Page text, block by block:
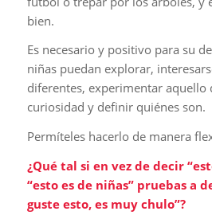
bien.
Es necesario y positivo para su
niñas puedan explorar,
diferentes, experimentar aquello
curiosidad y definir quiénes son.
Permíteles hacerlo de manera
¿Qué tal si en vez de decir
“esto es de niñas” pruebas a
guste esto, es muy chulo”?